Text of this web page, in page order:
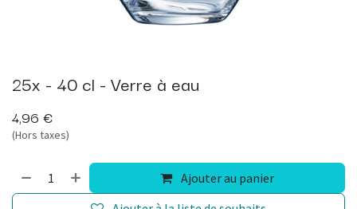
25x - 40 cl - Verre à eau
4,96 €
(Hors taxes)
Ajouter au panier